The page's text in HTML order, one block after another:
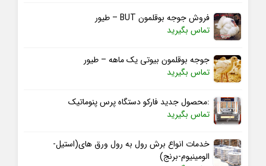
فروش جوجه بوقلمون BUT – طیور
تماس بگیرید
جوجه بوقلمون بیوتی یک ماهه – طیور
تماس بگیرید
:محصول جدید فارکو دستگاه پرس پنوماتیک
تماس بگیرید
خدمات انواع برش رول به رول ورق های(استیل-
الومینیوم-برنج)